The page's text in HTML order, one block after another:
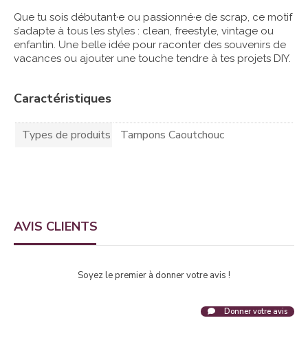
Que tu sois débutant·e ou passionné·e de scrap, ce motif
s’adapte à tous les styles : clean, freestyle, vintage ou
enfantin. Une belle idée pour raconter des souvenirs de
vacances ou ajouter une touche tendre à tes projets DIY.
Caractéristiques
Types de produits Tampons Caoutchouc
AVIS CLIENTS
Soyez le premier à donner votre avis !
Donner votre avis